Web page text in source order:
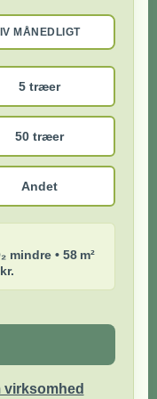
MÅNEDLIGT
5 træer
50 træer
Andet
mindre • 58 m²
virksomhed